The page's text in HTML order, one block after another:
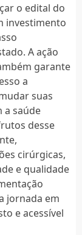
o edital do
investimento
A ação
garante
a
suas
a saúde
desse
cirúrgicas,
e qualidade
jornada em
e acessível